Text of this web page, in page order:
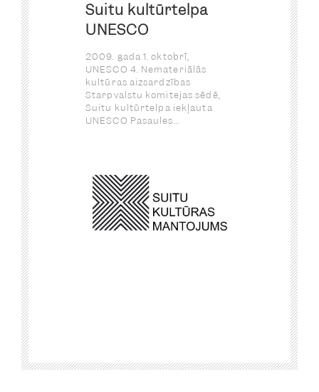
Suitu kultūrtelpa
UNESCO
2009. gada 1. oktobrī,
UNESCO 4. Nemateriālās
kultūras aizsardzības
Starpvalstu komitejas sēdē,
Suitu kultūrtelpa iekļauta
UNESCO Pasaules